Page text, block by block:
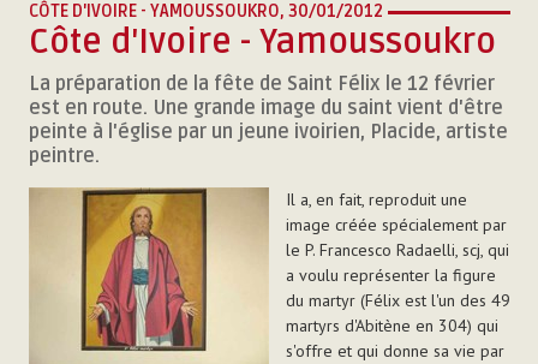
FAMILLE
MISSION
NEF
MULTIMÉDIA
P. AUGUSTE ETCHÉCOPAR
CÔTE D'IVOIRE - YAMOUSSOUKRO, 30/01/2012
Côte d'Ivoire - Yamoussoukro
La préparation de la fête de Saint Félix le 12 février
est en route. Une grande image du saint vient d'être
peinte à l'église par un jeune ivoirien, Placide, artiste
peintre.
Il a, en fait, reproduit une
image créée spécialement par
le P. Francesco Radaelli, scj, qui
a voulu représenter la figure
du martyr (Félix est l'un des 49
martyrs d'Abitène en 304) qui
s'offre et qui donne sa vie par